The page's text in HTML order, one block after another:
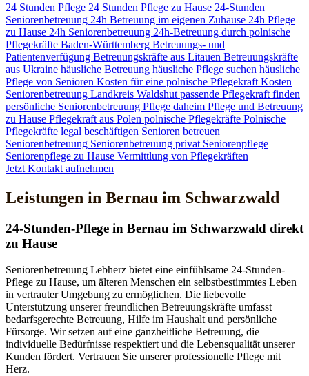
24 Stunden Pflege 24 Stunden Pflege zu Hause 24-Stunden
Seniorenbetreuung 24h Betreuung im eigenen Zuhause 24h Pflege
zu Hause 24h Seniorenbetreuung 24h-Betreuung durch polnische
Pflegekräfte Baden-Württemberg Betreuungs- und
Patientenverfügung Betreuungskräfte aus Litauen Betreuungskräfte
aus Ukraine häusliche Betreuung häusliche Pflege suchen häusliche
Pflege von Senioren Kosten für eine polnische Pflegekraft Kosten
Seniorenbetreuung Landkreis Waldshut passende Pflegekraft finden
persönliche Seniorenbetreuung Pflege daheim Pflege und Betreuung
zu Hause Pflegekraft aus Polen polnische Pflegekräfte Polnische
Pflegekräfte legal beschäftigen Senioren betreuen
Seniorenbetreuung Seniorenbetreuung privat Seniorenpflege
Seniorenpflege zu Hause Vermittlung von Pflegekräften
Jetzt Kontakt aufnehmen
Leistungen in Bernau im Schwarzwald
24-Stunden-Pflege in Bernau im Schwarzwald direkt
zu Hause
Seniorenbetreuung Lebherz bietet eine einfühlsame 24-Stunden-
Pflege zu Hause, um älteren Menschen ein selbstbestimmtes Leben
in vertrauter Umgebung zu ermöglichen. Die liebevolle
Unterstützung unserer freundlichen Betreuungskräfte umfasst
bedarfsgerechte Betreuung, Hilfe im Haushalt und persönliche
Fürsorge. Wir setzen auf eine ganzheitliche Betreuung, die
individuelle Bedürfnisse respektiert und die Lebensqualität unserer
Kunden fördert. Vertrauen Sie unserer professionelle Pflege mit
Herz.